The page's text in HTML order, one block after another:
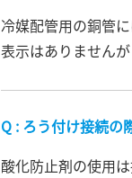
冷媒配管用の銅管
表示はありません
ろう付け接続の
酸化防止剤の使用